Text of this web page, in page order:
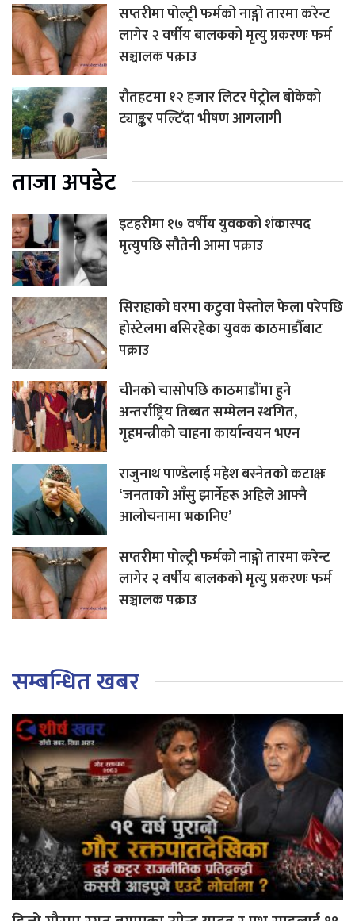
सप्तरीमा पोल्ट्री फर्मको नाङ्गो तारमा करेन्ट
लागेर २ वर्षीय बालकको मृत्यु प्रकरणः फर्म
सञ्चालक पक्राउ
रौतहटमा १२ हजार लिटर पेट्रोल बोकेको
ट्याङ्कर पल्टिँदा भीषण आगलागी
ताजा अपडेट
इटहरीमा १७ वर्षीय युवकको शंकास्पद
मृत्युपछि सौतेनी आमा पक्राउ
सिराहाको घरमा कटुवा पेस्तोल फेला परेपछि
होस्टेलमा बसिरहेका युवक काठमाडौँबाट
पक्राउ
चीनको चासोपछि काठमाडौंमा हुने
अन्तर्राष्ट्रिय तिब्बत सम्मेलन स्थगित,
गृहमन्त्रीको चाहना कार्यान्वयन भएन
राजुनाथ पाण्डेलाई महेश बस्नेतको कटाक्षः
‘जनताको आँसु झार्नेहरू अहिले आफ्नै
आलोचनामा भकानिए’
सप्तरीमा पोल्ट्री फर्मको नाङ्गो तारमा करेन्ट
लागेर २ वर्षीय बालकको मृत्यु प्रकरणः फर्म
सञ्चालक पक्राउ
सम्बन्धित खबर